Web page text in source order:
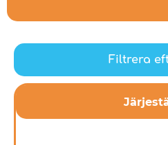
Filtrera